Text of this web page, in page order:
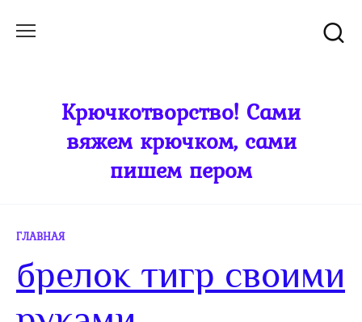
Крючкотворство! Сами
вяжем крючком, сами
пишем пером
ГЛАВНАЯ
брелок тигр своими